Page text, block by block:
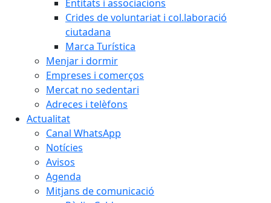
Entitats i associacions
Crides de voluntariat i col.laboració
ciutadana
Marca Turística
Menjar i dormir
Empreses i comerços
Mercat no sedentari
Adreces i telèfons
Actualitat
Canal WhatsApp
Notícies
Avisos
Agenda
Mitjans de comunicació